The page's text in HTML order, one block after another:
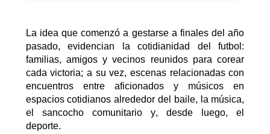
La idea que comenzó a gestarse a finales del año
pasado,evidencian
la cotidianidad del futbol:
familias, amigos y vecinos reunidos para corear
cada victoria; a su vez,escenas relacionadas con
encuentros entre aficionados y músicos en
espacios cotidianos alrededor del baile, la música,
el sancocho comunitarioy, desde luego,el
deporte.